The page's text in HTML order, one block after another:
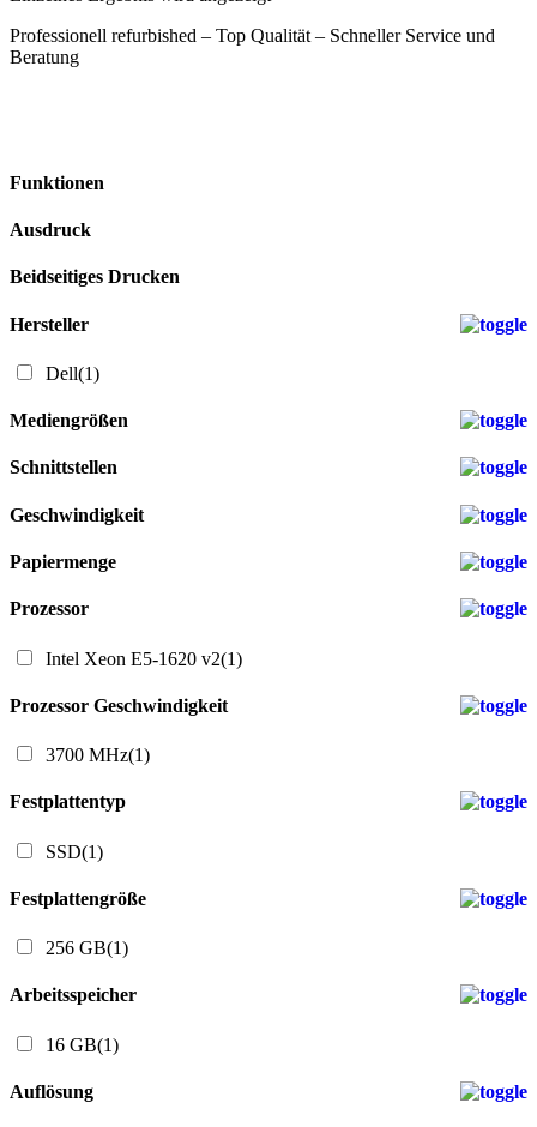
Professionell refurbished – Top Qualität – Schneller Service und
Beratung
Funktionen
Ausdruck
Beidseitiges Drucken
Hersteller
Dell(1)
Mediengrößen
Schnittstellen
Geschwindigkeit
Papiermenge
Prozessor
Intel Xeon E5-1620 v2(1)
Prozessor Geschwindigkeit
3700 MHz(1)
Festplattentyp
SSD(1)
Festplattengröße
256 GB(1)
Arbeitsspeicher
16 GB(1)
Auflösung